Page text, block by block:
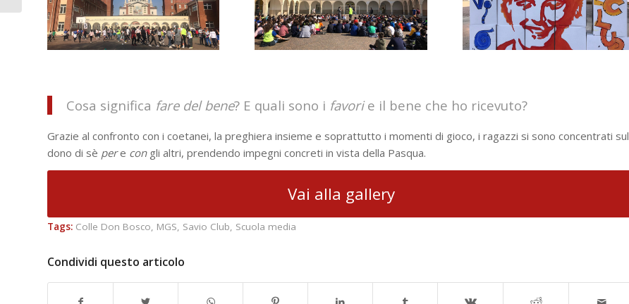
Cosa significa fare del bene? E quali sono i favorie il bene che ho ricevuto?
Grazie al confronto con i coetanei, la preghiera insieme e soprattutto i momenti di gioco, i ragazzi si sono concentrati sul
dono di sè pere congli altri, prendendo impegni concreti in vista della Pasqua.
Vai alla gallery
Tags: Colle Don Bosco, MGS, Savio Club, Scuola media
Condividi questo articolo